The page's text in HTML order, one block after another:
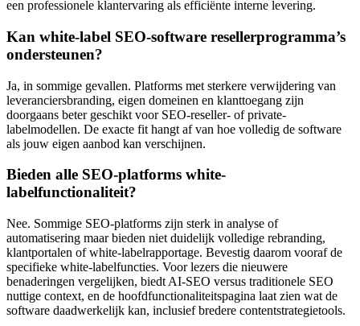
een professionele klantervaring als efficiënte interne levering.
Kan white-label SEO-software resellerprogramma’s
ondersteunen?
Ja, in sommige gevallen. Platforms met sterkere verwijdering van
leveranciersbranding, eigen domeinen en klanttoegang zijn
doorgaans beter geschikt voor SEO-reseller- of private-
labelmodellen. De exacte fit hangt af van hoe volledig de software
als jouw eigen aanbod kan verschijnen.
Bieden alle SEO-platforms white-
labelfunctionaliteit?
Nee. Sommige SEO-platforms zijn sterk in analyse of
automatisering maar bieden niet duidelijk volledige rebranding,
klantportalen of white-labelrapportage. Bevestig daarom vooraf de
specifieke white-labelfuncties. Voor lezers die nieuwere
benaderingen vergelijken, biedt AI-SEO versus traditionele SEO
nuttige context, en de hoofdfunctionaliteitspagina laat zien wat de
software daadwerkelijk kan, inclusief bredere contentstrategietools.